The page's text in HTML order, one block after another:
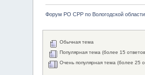
Форум РО СРР по Вологодской области
Обычная тема
Популярная тема (более 15
Очень популярная тема (более 25